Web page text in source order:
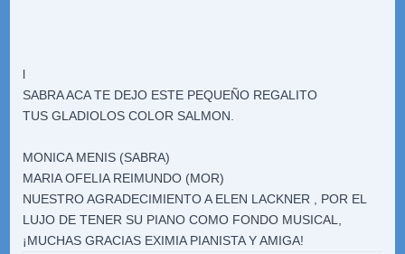
SABRA ACA TE DEJO ESTE PEQUEÑO REGALITO
TUS GLADIOLOS COLOR SALMON.
MONICA MENIS (SABRA)
MARIA OFELIA REIMUNDO (MOR)
NUESTRO AGRADECIMIENTO A ELEN LACKNER , POR EL
LUJO DE TENER SU PIANO COMO FONDO MUSICAL,
¡MUCHAS GRACIAS EXIMIA PIANISTA Y AMIGA!